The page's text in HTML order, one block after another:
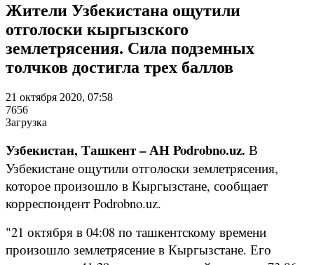
Жители Узбекистана ощутили
отголоски кыргызского
землетрясения. Сила подземных
толчков достигла трех баллов
21 октября 2020, 07:58
7656
Загрузка
Узбекистан, Ташкент – АН Podrobno.uz. В
Узбекистане ощутили отголоски землетрясения,
которое произошло в Кыргызстане, сообщает
корреспондент Podrobno.uz.
"21 октября в 04:08 по ташкентскому времени
произошло землетрясение в Кыргызстане. Его